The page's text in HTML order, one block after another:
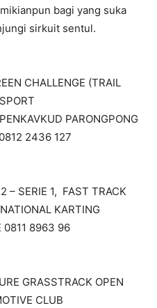
bagi yang suka
sirkuit sentul.
CHALLENGE (TRAIL
PARONGPONG
2436 127
– SERIE 1, FAST TRACK
KARTING
0811 8963 96
GRASSTRACK OPEN
CLUB